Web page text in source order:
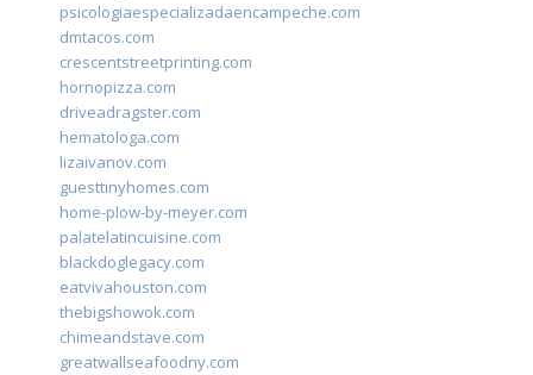
psicologiaespecializadaencampeche.com
dmtacos.com
crescentstreetprinting.com
hornopizza.com
driveadragster.com
hematologa.com
lizaivanov.com
guesttinyhomes.com
home-plow-by-meyer.com
palatelatincuisine.com
blackdoglegacy.com
eatvivahouston.com
thebigshowok.com
chimeandstave.com
greatwallseafoodny.com